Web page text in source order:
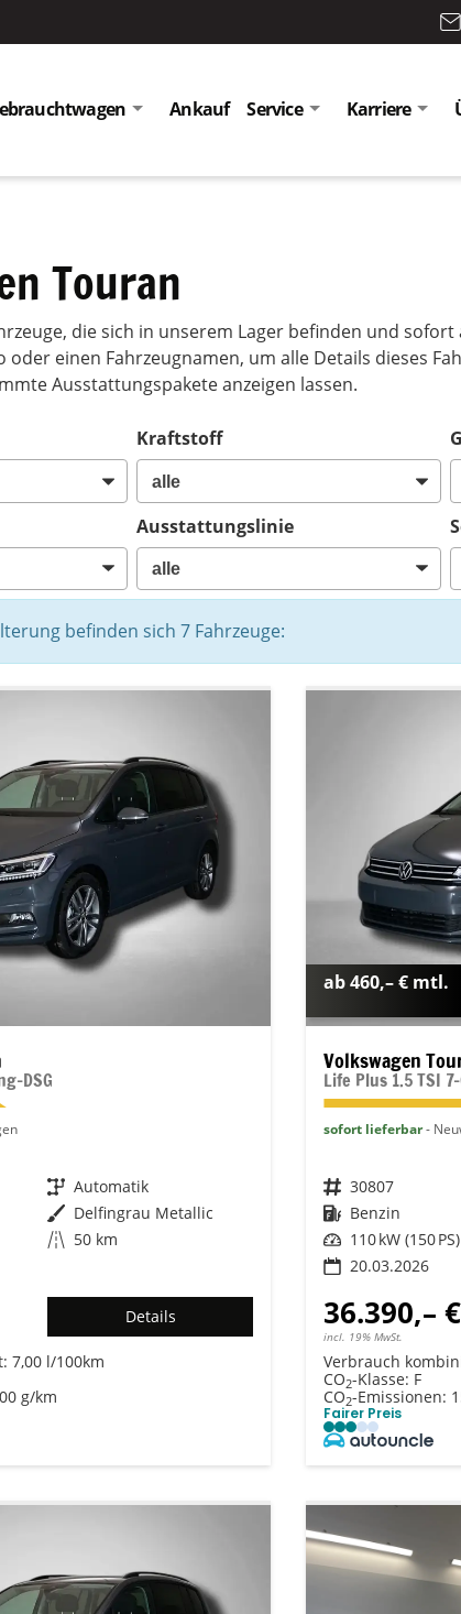
Ankauf Service Karriere
Touran
die sich in unserem Lager befinden und
oder einen Fahrzeugnamen, um alle Details dieses
Ausstattungspakete anzeigen lassen.
Kraftstoff
Ausstattungslinie
befinden sich 7Fahrzeuge:
DSG
Getriebe Automatik
Außenfarbe Delfingrau Metallic
Kilometerstand 50 km
Details
7,00 l/100km
g/km
ab 460,– € mtl.
Volkswagen
Life Plus 1.5 TSI
sofort lieferbar
Fahrzeugnr. 30807
Kraftstoff Benzin
Leistung 110 kW (150 PS)
20.03.2026
36.390,– €
incl. 19% MwSt.
Verbrauch
CO2-Klasse: F
CO2-Emissionen:
Fairer Preis